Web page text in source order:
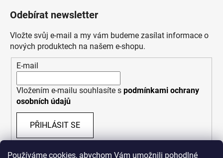
Používáme cookies, abychom Vám umožnili pohodlné
Odebírat newsletter
Vložte svůj e-mail a my vám budeme zasílat informace o
nových produktech na našem e-shopu.
E-mail
Vložením e-mailu souhlasíte s podmínkami ochrany
osobních údajů
PŘIHLÁSIT SE